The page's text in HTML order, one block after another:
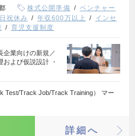
株式公開準備
ベンチャー
祝休み 年収600万以上
インセ
育児支援制度
企業向けの新規／
よび仮説設計 ・
Test/Track Job/Track Training） マー
詳細へ